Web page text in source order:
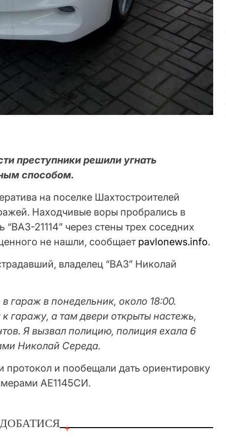
преступники решили угнать
способом.
на поселке Шахтостроителей
Находчивые воры пробрались в
“ВАЗ-21114” через стены трех соседних
не нашли, сообщает pavlonews.info.
владелец “ВАЗ” Николай
гараж в понедельник, около 18:00.
гаражу, а там двери открыты настежь,
Я вызвал полицию, полиция ехала 6
Николай Середа.
протокол и пообещали дать ориентировку
АЕ1145СИ.